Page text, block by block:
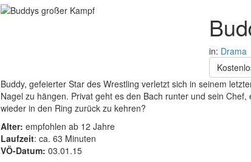
in: Drama
Buddy, gefeierter Star des Wrestling verletzt sich in seinem
Nagel zu hängen. Privat geht es den Bach runter und sein
wieder in den Ring zurück zu kehren?
Alter: empfohlen ab 12 Jahre
Laufzeit: ca. 63 Minuten
VÖ-Datum: 03.01.15